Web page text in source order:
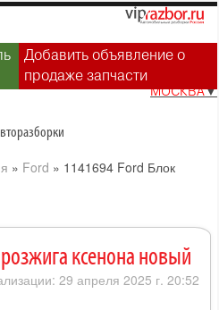
Добавить объявление о
продаже запчасти
МОСКВА▼
» Ford » 1141694 Ford Блок
ксенона новый
29 апреля 2025 г. 20:52